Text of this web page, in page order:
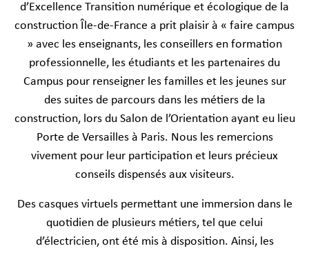
d’Excellence Transition numérique et écologique de la
construction Île-de-France a prit plaisir à « faire campus
» avec les enseignants, les conseillers en formation
professionnelle, les étudiants et les partenaires du
Campus pour renseigner les familles et les jeunes sur
des suites de parcours dans les métiers de la
construction, lors du Salon de l’Orientation ayant eu lieu
Porte de Versailles à Paris. Nous les remercions
vivement pour leur participation et leurs précieux
conseils dispensés aux visiteurs.
Des casques virtuels permettant une immersion dans le
quotidien de plusieurs métiers, tel que celui
d’électricien, ont été mis à disposition. Ainsi, les